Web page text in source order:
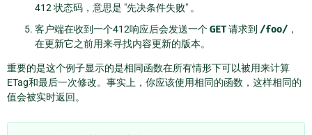
412 状态码，意思是 "先决条件失败" 。
客户端在收到一个412响应后会发送一个GET请求到 /foo/ ，
在更新它之前用来寻找内容更新的版本。
重要的是这个例子显示的是相同函数在所有情形下可以被用来计算
ETag和最后一次修改。事实上，你应该使用相同的函数，这样相同的
值会被实时返回。